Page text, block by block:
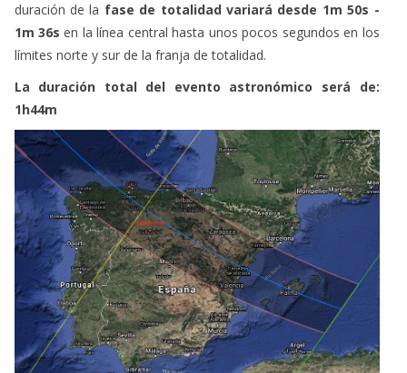
duración de la fase de totalidad variará desde 1m 50s -
1m 36s en la línea central hasta unos pocos segundos en los
límites norte y sur de la franja de totalidad.
La duración total del evento astronómico será de:
1h44m